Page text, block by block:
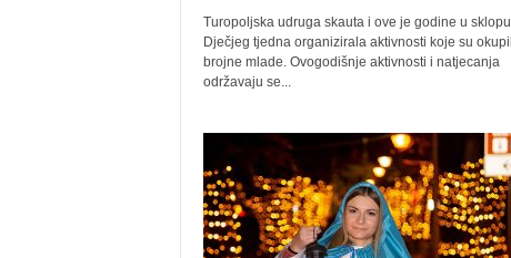
Turopoljska udruga skauta i ove je godine u sklopu
Dječjeg tjedna organizirala aktivnosti koje su
brojne mlade. Ovogodišnje aktivnosti i natjecanja
održavaju se...